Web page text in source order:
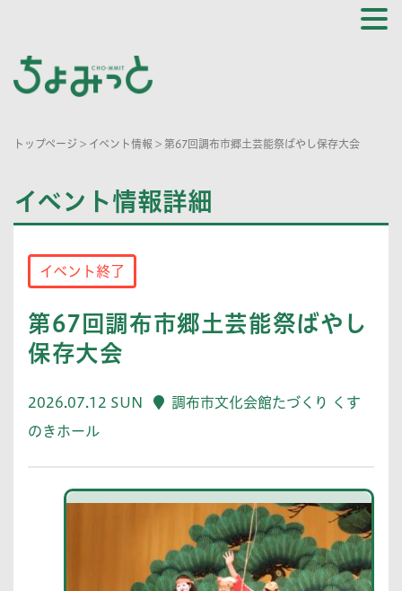
トップページ > イベント情報 > 第67回調布市郷土芸能祭ばやし保存大会
イベント情報詳細
イベント終了
第67回調布市郷土芸能祭ばやし
保存大会
2026.07.12 SUN
調布市文化会館たづくり くす
のきホール